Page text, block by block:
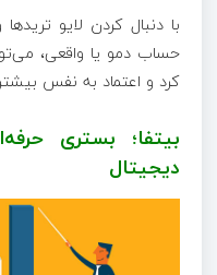
با دنبال کردن لایو
حساب دمو یا واقعی،
کرد و اعتماد به نفس
بیتفا؛ بستری
دیجیتال